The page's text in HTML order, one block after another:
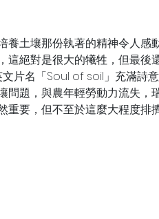
養土壤那份執著的精神令人感
絕對是很大的犧牲，但最後
片名「Soul of soil」充滿詩
問題，與農年輕勞動力流失，
要，但不至於這麼大程度排擠